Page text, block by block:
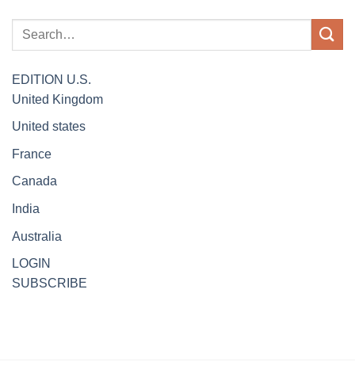
EDITION U.S.
United Kingdom
United states
France
Canada
India
Australia
LOGIN
SUBSCRIBE